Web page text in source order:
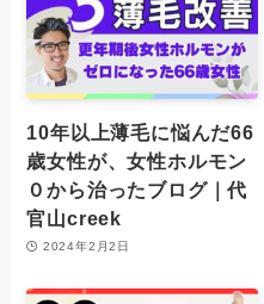
10年以上薄毛に悩んだ66
歳女性が、女性ホルモン
０から治ったブログ｜代
官山creek
2024年2月2日